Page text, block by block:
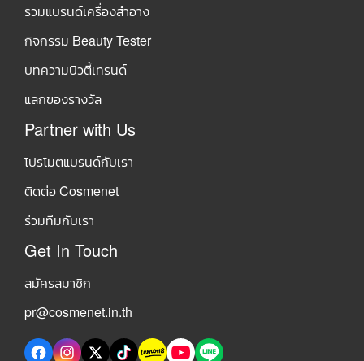
รวมแบรนด์เครื่องสำอาง
กิจกรรม Beauty Tester
บทความบิวตี้เทรนด์
แลกของรางวัล
Partner with Us
โปรโมตแบรนด์กับเรา
ติดต่อ Cosmenet
ร่วมทีมกับเรา
Get In Touch
สมัครสมาชิก
pr@cosmenet.in.th